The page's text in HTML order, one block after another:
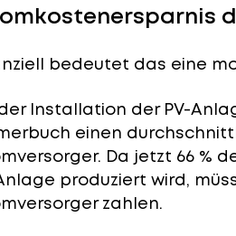
bedeutet das eine
Installation der PV-
einen
Da jetzt 66 %
produziert wird,
zahlen.